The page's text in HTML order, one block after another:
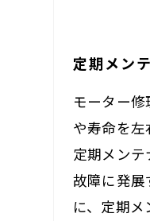
定期メン
モーター
や寿命を左
定期メン
故障に発展
に、定期